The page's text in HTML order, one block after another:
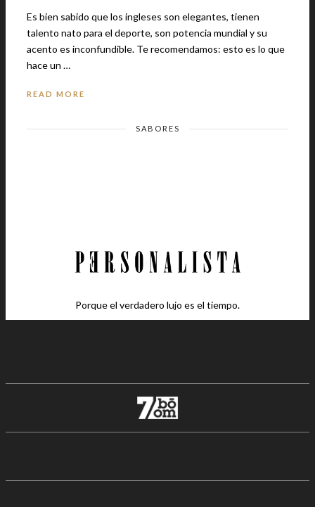
Es bien sabido que los ingleses son elegantes, tienen
talento nato para el deporte, son potencia mundial y su
acento es inconfundible. Te recomendamos: esto es lo que
hace un …
READ MORE
SABORES
Porque el verdadero lujo es el tiempo.